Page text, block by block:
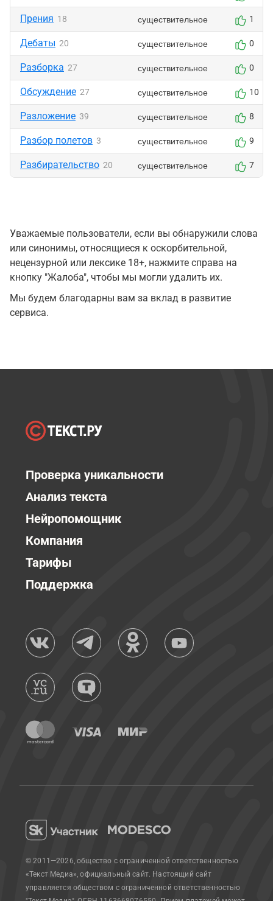
Прения 18 существительное 1
Дебаты 20 существительное 0
Разборка 27 существительное 0
Обсуждение 27 существительное 10
Разложение 39 существительное 8
Разбор полетов 3 существительное 9
Разбирательство 20 существительное 7
Уважаемые пользователи, если вы обнаружили слова
или синонимы, относящиеся к оскорбительной,
нецензурной или лексике 18+, нажмите справа на
кнопку "Жалоба", чтобы мы могли удалить их.
Мы будем благодарны вам за вклад в развитие
сервиса.
Проверка уникальности
Анализ текста
Нейропомощник
Компания
Тарифы
Поддержка
© 2011—2026, общество с ограниченной ответственностью
«Текст Медиа», официальный сайт. Настоящий сайт
управляется обществом с ограниченной ответственностью